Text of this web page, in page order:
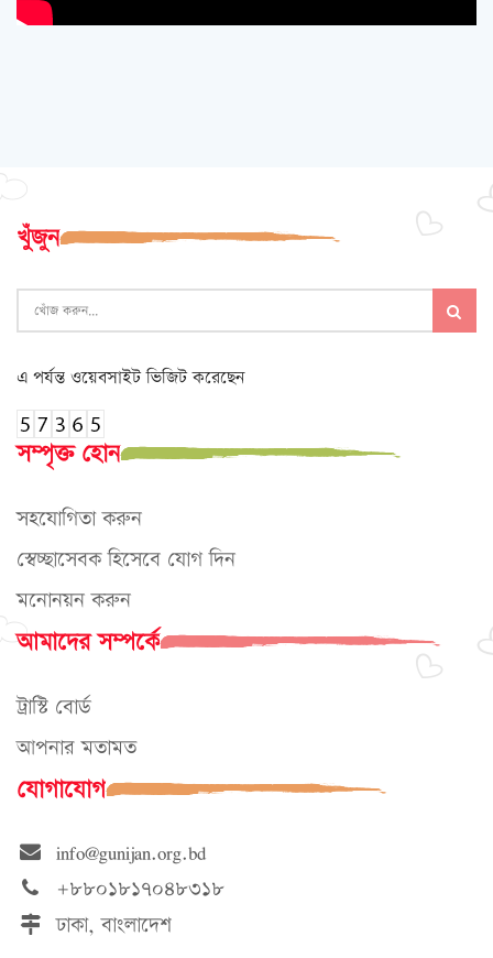
খুঁজুন
এ পর্যন্ত ওয়েবসাইট ভিজিট করেছেন
সম্পৃক্ত হোন
সহযোগিতা করুন
স্বেচ্ছাসেবক হিসেবে যোগ দিন
মনোনয়ন করুন
আমাদের সম্পর্কে
ট্রাস্টি বোর্ড
আপনার মতামত
যোগাযোগ
info@gunijan.org.bd
+৮৮০১৮১৭০৪৮৩১৮
ঢাকা, বাংলাদেশ